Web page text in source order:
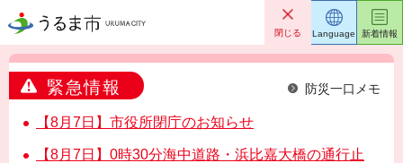
うるま市 閉じる
緊急情報 防災一口メモ
【8月7日】市役所閉庁のお知らせ
【8月7日】0時30分海中道路・浜比嘉大橋の通行止
Language 新着情報